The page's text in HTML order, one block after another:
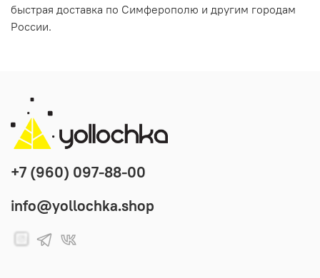
быстрая доставка по Симферополю и другим городам
России.
+7 (960) 097-88-00
info@yollochka.shop